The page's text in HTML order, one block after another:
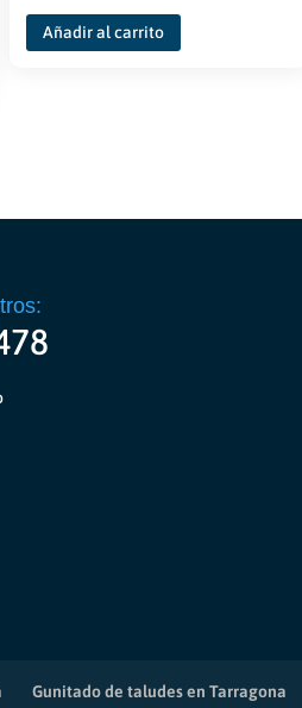
Añadir al carrito
Gunitado de taludes en Tarragona